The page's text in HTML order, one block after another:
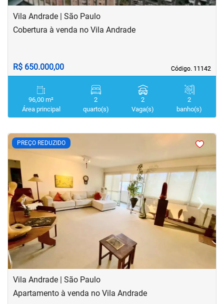
Vila Andrade | São Paulo
Código. 11142
Código. 11142
Cobertura à venda no Vila Andrade
R$ 650.000,00
96,00 m²
Área principal
2
quarto(s)
2
Vaga(s)
2
banho(s)
PREÇO REDUZIDO
< <<<
‹Previous ›Next
Vila Andrade | São Paulo
Apartamento à venda no Vila Andrade